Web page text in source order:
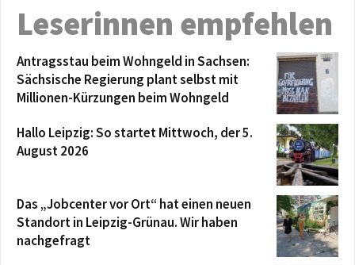
Leserinnen empfehlen
Antragsstau beim Wohngeld in Sachsen:
Sächsische Regierung plant selbst mit
Millionen-Kürzungen beim Wohngeld
Hallo Leipzig: So startet Mittwoch, der 5.
August 2026
Das „Jobcenter vor Ort“ hat einen neuen
Standort in Leipzig-Grünau. Wir haben
nachgefragt